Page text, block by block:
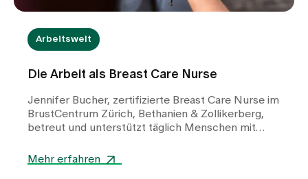
Arbeitswelt
Die Arbeit als Breast Care Nurse
Jennifer Bucher, zertifizierte Breast Care Nurse im
BrustCentrum Zürich, Bethanien & Zollikerberg,
betreut und unterstützt täglich Menschen mit
Interview erfahren Sie mehr über ihren
Mehr erfahren